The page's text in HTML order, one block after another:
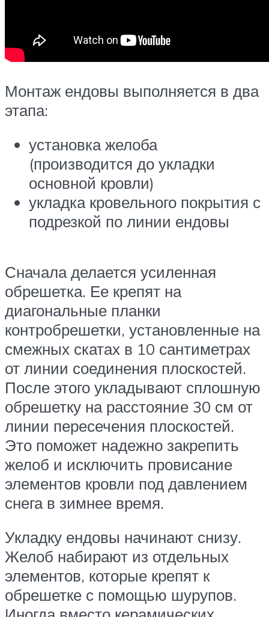
Монтаж ендовы выполняется в два
этапа:
установка желоба
(производится до укладки
основной кровли)
укладка кровельного покрытия с
подрезкой по линии ендовы
Сначала делается усиленная
обрешетка. Ее крепят на
диагональные планки
контробрешетки, установленные на
смежных скатах в 10 сантиметрах
от линии соединения плоскостей.
После этого укладывают сплошную
обрешетку на расстояние 30 см от
линии пересечения плоскостей.
Это поможет надежно закрепить
желоб и исключить провисание
элементов кровли под давлением
снега в зимнее время.
Укладку ендовы начинают снизу.
Желоб набирают из отдельных
элементов, которые крепят к
обрешетке с помощью шурупов.